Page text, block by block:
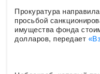
Прокуратура
просьбой
имущества фонда
долларов, передает